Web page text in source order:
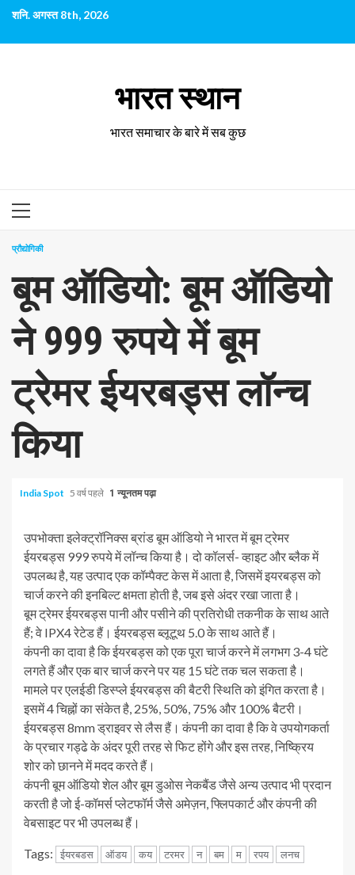
छोड़कर
पर
शनि. अगस्त 8th, 2026
भारत स्थान
भारत समाचार के बारे में सब कुछ
प्राथमिक
प्रौद्योगिकी
बूम ऑडियो: बूम ऑडियो
ने 999 रुपये में बूम
ट्रेमर ईयरबड्स लॉन्च
किया
India Spot 5 वर्ष पहले 1 न्यूनतम पढ़ा
उपभोक्ता इलेक्ट्रॉनिक्स ब्रांड बूम ऑडियो ने भारत में बूम ट्रेमर
ईयरबड्स 999 रुपये में लॉन्च किया है। दो कॉलर्स- व्हाइट और ब्लैक में
उपलब्ध है, यह उत्पाद एक कॉम्पैक्ट केस में आता है, जिसमें इयरबड्स को
चार्ज करने की इनबिल्ट क्षमता होती है, जब इसे अंदर रखा जाता है।
बूम ट्रेमर ईयरबड्स पानी और पसीने की प्रतिरोधी तकनीक के साथ आते
हैं; वे IPX4 रेटेड हैं। ईयरबड्स ब्लूटूथ 5.0 के साथ आते हैं।
कंपनी का दावा है कि ईयरबड्स को एक पूरा चार्ज करने में लगभग 3-4 घंटे
लगते हैं और एक बार चार्ज करने पर यह 15 घंटे तक चल सकता है।
मामले पर एलईडी डिस्प्ले ईयरबड्स की बैटरी स्थिति को इंगित करता है।
इसमें 4 चिह्नों का संकेत है, 25%, 50%, 75% और 100% बैटरी।
ईयरबड्स 8mm ड्राइवर से लैस हैं। कंपनी का दावा है कि वे उपयोगकर्ता
के प्रचार गड्ढे के अंदर पूरी तरह से फिट होंगे और इस तरह, निष्क्रिय
शोर को छानने में मदद करते हैं।
कंपनी बूम ऑडियो शेल और बूम डुओस नेकबैंड जैसे अन्य उत्पाद भी प्रदान
करती है जो ई-कॉमर्स प्लेटफॉर्म जैसे अमेज़न, फ्लिपकार्ट और कंपनी की
वेबसाइट पर भी उपलब्ध हैं।
Tags: ईयरबडस ऑडय कय टरमर न बम म रपय लनच